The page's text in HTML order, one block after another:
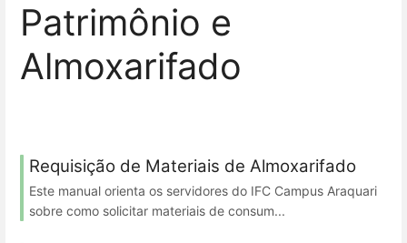
Patrimônio e
Almoxarifado
Requisição de Materiais de Almoxarifado
Este manual orienta os servidores do IFC Campus Araquari
sobre como solicitar materiais de consum...